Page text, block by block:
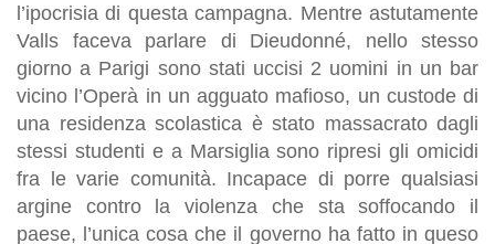
l’ipocrisia di questa campagna. Mentre astutamente
Valls faceva parlare di Dieudonné, nello stesso
giorno a Parigi sono stati uccisi 2 uomini in un bar
vicino l’Operà in un agguato mafioso, un custode di
una residenza scolastica è stato massacrato dagli
stessi studenti e a Marsiglia sono ripresi gli omicidi
fra le varie comunità. Incapace di porre qualsiasi
argine contro la violenza che sta soffocando il
paese, l’unica cosa che il governo ha fatto in queso